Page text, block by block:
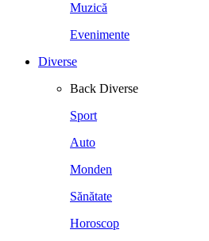
Muzică
Evenimente
Diverse
Back Diverse
Sport
Auto
Monden
Sănătate
Horoscop